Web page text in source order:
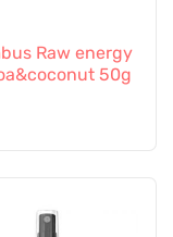
Raw energy
50g